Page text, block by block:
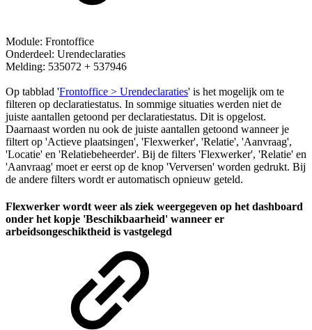
Module: Frontoffice
Onderdeel: Urendeclaraties
Melding: 535072 + 537946
Op tabblad 'Frontoffice > Urendeclaraties' is het mogelijk om te
filteren op declaratiestatus. In sommige situaties werden niet de
juiste aantallen getoond per declaratiestatus. Dit is opgelost.
Daarnaast worden nu ook de juiste aantallen getoond wanneer je
filtert op 'Actieve plaatsingen', 'Flexwerker', 'Relatie', 'Aanvraag',
'Locatie' en 'Relatiebeheerder'. Bij de filters 'Flexwerker', 'Relatie' en
'Aanvraag' moet er eerst op de knop 'Verversen' worden gedrukt. Bij
de andere filters wordt er automatisch opnieuw geteld.
Flexwerker wordt weer als ziek weergegeven op het dashboard
onder het kopje 'Beschikbaarheid' wanneer er
arbeidsongeschiktheid is vastgelegd